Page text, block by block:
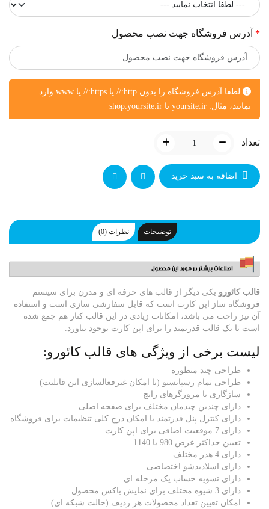
آدرس فروشگاه جهت نصب محصول
لطفا آدرس فروشگاه را بدون http:// یا https:// یا www وارد
نمایید، مثال: yoursite.ir یا shop.yoursite.ir
تعداد
اضافه به سبد خرید
توضیحات نظرات (0)
قالب کائورو یکی دیگر از قالب های حرفه ای و مدرن برای سیستم
فروشگاه ساز اپن کارت است که قابل سفارشی سازی است و استفاده
آن نیز راحت می باشد، امکانات زیادی در این قالب کنار هم جمع شده
است تا یک قالب قدرتمند را برای اپن کارت بوجود بیاورد.
لیست برخی از ویژگی های قالب کائورو:
طراحی چند منظوره
طراحی تمام رسپانسیو (با امکان غیرفعالسازی این قابلیت)
سازگاری با مرورگرهای رایج
دارای چندین چیدمان مختلف برای صفحه اصلی
دارای کنترل پنل قدرتمند با امکان درج کلی تنظیمات برای فروشگاه
دارای 7 موقعیت اضافی برای اپن کارت
تعیین حداکثر عرض 980 یا 1140
دارای 4 هدر مختلف
دارای اسلادیدشو اختصاصی
دارای تسویه حساب یک مرحله ای
دارای 3 شیوه مختلف برای نمایش باکس محصول
امکان تعیین تعداد محصولات هر ردیف (حالت شبکه ای)